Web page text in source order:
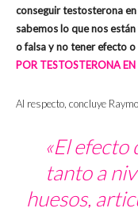
conseguir testosterona en
sabemos lo que nos
o falsa y no tener efecto o
POR TESTOSTERONA
Al respecto, concluye
«El efecto
tanto a
huesos,